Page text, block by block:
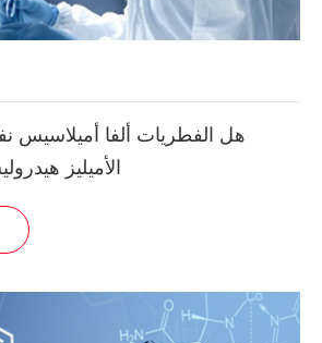
هل الفطريات ألفا أميلاسيس
الأميليز